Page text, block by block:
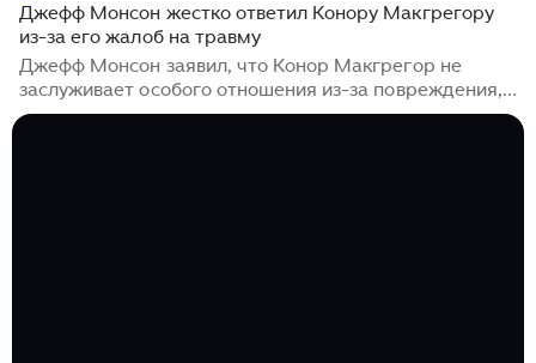
Джефф Монсон жестко ответил Конору Макгрегору
из-за его жалоб на травму
Джефф Монсон заявил, что Конор Макгрегор не
заслуживает особого отношения из-за повреждения,
полученного в поединке. Боец подчеркнул, что